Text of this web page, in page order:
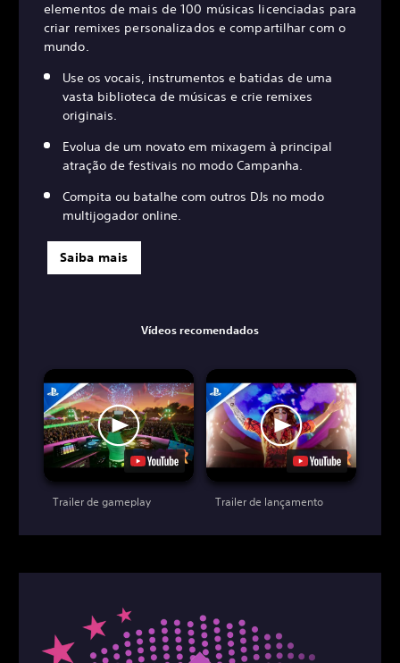
elementos de mais de 100 músicas licenciadas para
criar remixes personalizados e compartilhar com o
mundo.
Use os vocais, instrumentos e batidas de uma
vasta biblioteca de músicas e crie remixes
originais.
Evolua de um novato em mixagem à principal
atração de festivais no modo Campanha.
Compita ou batalhe com outros DJs no modo
multijogador online.
Saiba mais
Vídeos recomendados
Trailer de gameplay Trailer de lançamento